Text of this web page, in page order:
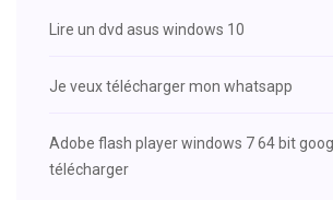
Lire un dvd asus windows 10
Je veux télécharger mon whatsapp
Adobe flash player windows 7 64 bit
télécharger